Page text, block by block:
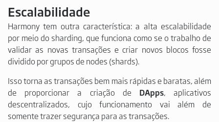
Escalabilidade
Harmony tem outra característica: a alta escalabilidade
por meio do sharding, que funciona como se o trabalho de
validar as novas transações e criar novos blocos fosse
dividido por grupos de nodes (shards).
Isso torna as transações bem mais rápidas e baratas, além
de proporcionar a criação de DApps, aplicativos
descentralizados, cujo funcionamento vai além de
somente trazer segurança para as transações.